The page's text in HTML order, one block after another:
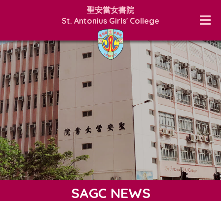
聖安當女書院
St. Antonius Girls' College
SAGC NEWS